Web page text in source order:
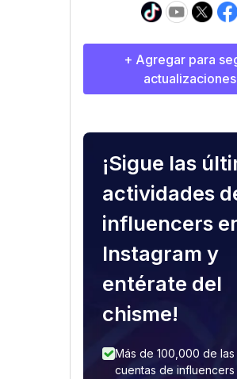
+ Agregar para
actualizaciones
¡Sigue las
actividades
influencers
Instagram y
entérate del
chisme!
Más de 100,000 de las
cuentas de influencers